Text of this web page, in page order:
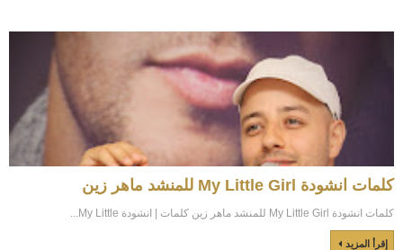
كلمات انشودة My Little Girl للمنشد ماهر زين
كلمات انشودة My Little Girl للمنشد ماهر زين كلمات | انشودة My Little...
إقرأ المزيد